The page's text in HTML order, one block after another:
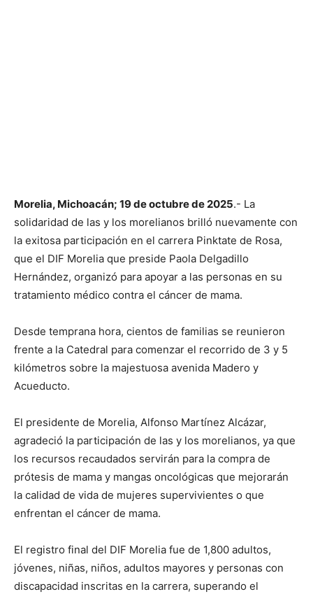
Morelia, Michoacán; 19 de octubre de 2025.- La
solidaridad de las y los morelianos brilló nuevamente con
la exitosa participación en el carrera Pinktate de Rosa,
que el DIF Morelia que preside Paola Delgadillo
Hernández, organizó para apoyar a las personas en su
tratamiento médico contra el cáncer de mama.
Desde temprana hora, cientos de familias se reunieron
frente a la Catedral para comenzar el recorrido de 3 y 5
kilómetros sobre la majestuosa avenida Madero y
Acueducto.
El presidente de Morelia, Alfonso Martínez Alcázar,
agradeció la participación de las y los morelianos, ya que
los recursos recaudados servirán para la compra de
prótesis de mama y mangas oncológicas que mejorarán
la calidad de vida de mujeres supervivientes o que
enfrentan el cáncer de mama.
El registro final del DIF Morelia fue de 1,800 adultos,
jóvenes, niñas, niños, adultos mayores y personas con
discapacidad inscritas en la carrera, superando el